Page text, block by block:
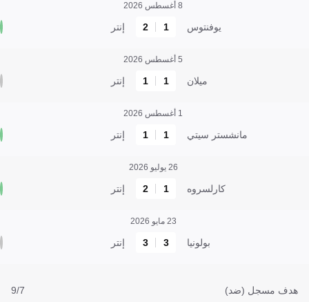
8 أغسطس 2026
يوفنتوس 1
2 إنتر
5 أغسطس 2026
ميلان 1
1 إنتر
1 أغسطس 2026
مانشستر سيتي 1
1 إنتر
26 يوليو 2026
كارلسروه 1
2 إنتر
23 مايو 2026
بولونيا 3
3 إنتر
هدف مسجل (ضد)
9/7